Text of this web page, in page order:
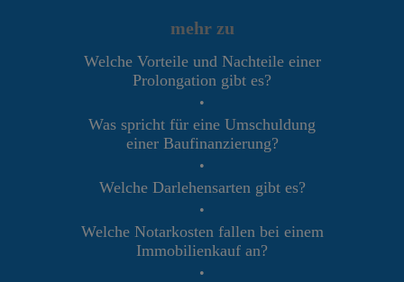
mehr zu
Welche Vorteile und Nachteile einer
Prolongation gibt es?
•
Was spricht für eine Umschuldung
einer Baufinanzierung?
•
Welche Darlehensarten gibt es?
•
Welche Notarkosten fallen bei einem
Immobilienkauf an?
•